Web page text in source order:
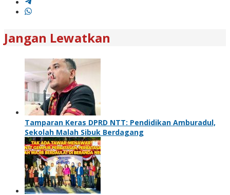
Jangan Lewatkan
Tamparan Keras DPRD NTT: Pendidikan Amburadul,
Sekolah Malah Sibuk Berdagang